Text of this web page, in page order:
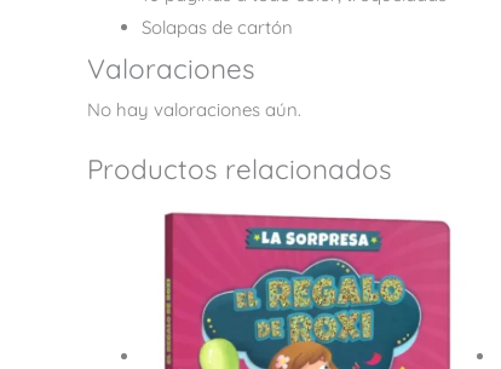
Solapas de cartón
Valoraciones
No hay valoraciones aún.
Productos relacionados